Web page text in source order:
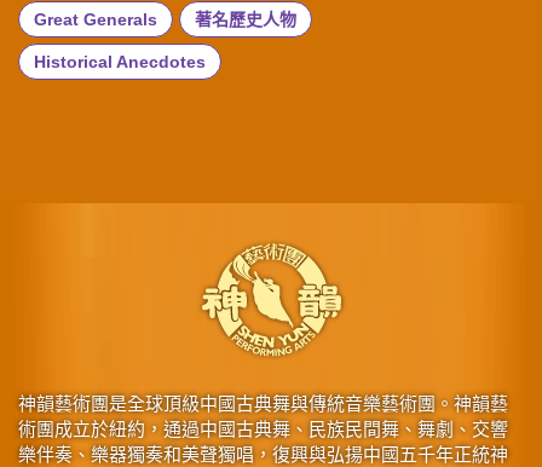
Great Generals 著名歷史人物
Historical Anecdotes
神韻藝術團是全球頂級中國古典舞與傳統音樂藝術團。神韻藝
術團成立於紐約，通過中國古典舞、民族民間舞、舞劇、交響
樂伴奏、樂器獨奏和美聲獨唱，復興與弘揚中國五千年正統神